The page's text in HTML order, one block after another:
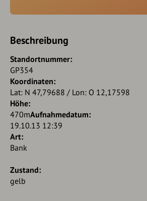
Beschreibung
Standortnummer:
GP354
Koordinaten:
Lat: N 47,79688 / Lon: O 12,17598
Höhe:
470mAufnahmedatum:
19.10.13 12:39
Art:
Bank
Zustand:
gelb